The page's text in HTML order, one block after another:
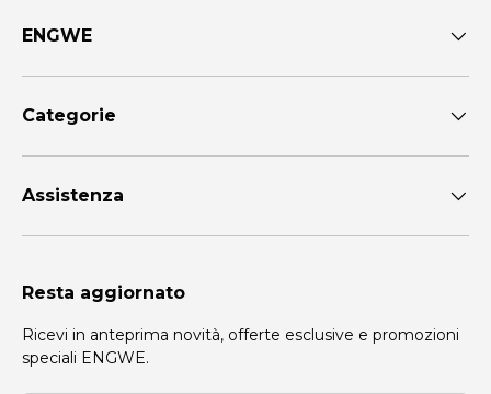
ENGWE
Categorie
Assistenza
Resta aggiornato
Ricevi in anteprima novità, offerte esclusive e promozioni
speciali ENGWE.